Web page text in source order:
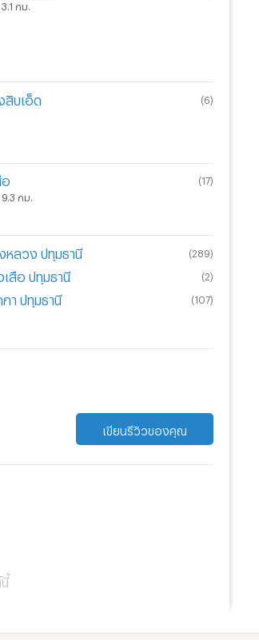
กม.
สิบเอ็ด (6)
อ (17)
กม.
หลวง ปทุมธานี (289)
สือ ปทุมธานี (2)
า ปทุมธานี (107)
เขียนรีวิวของคุณ